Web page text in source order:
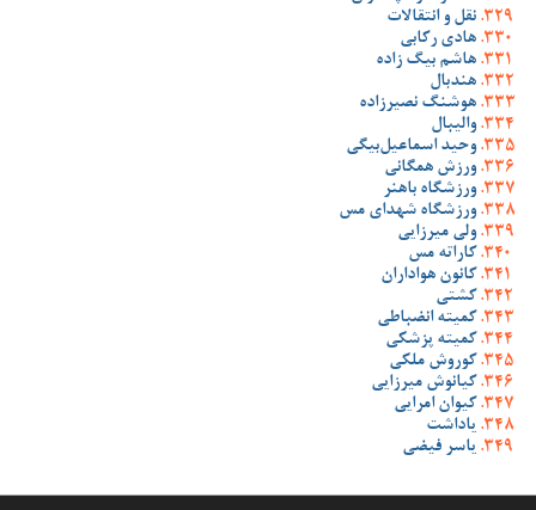
نقل و انتقالات
هادی رکابی
هاشم بیگ زاده
هندبال
هوشنگ نصیرزاده
والیبال
وحید اسماعیل‌بیگی
ورزش همگانی
ورزشگاه باهنر
ورزشگاه شهدای مس
ولی میرزایی
کاراته مس
کانون هواداران
کشتی
کمیته انضباطی
کمیته پزشکی
کوروش ملکی
کیانوش میرزایی
کیوان امرایی
یاداشت
یاسر فیضی